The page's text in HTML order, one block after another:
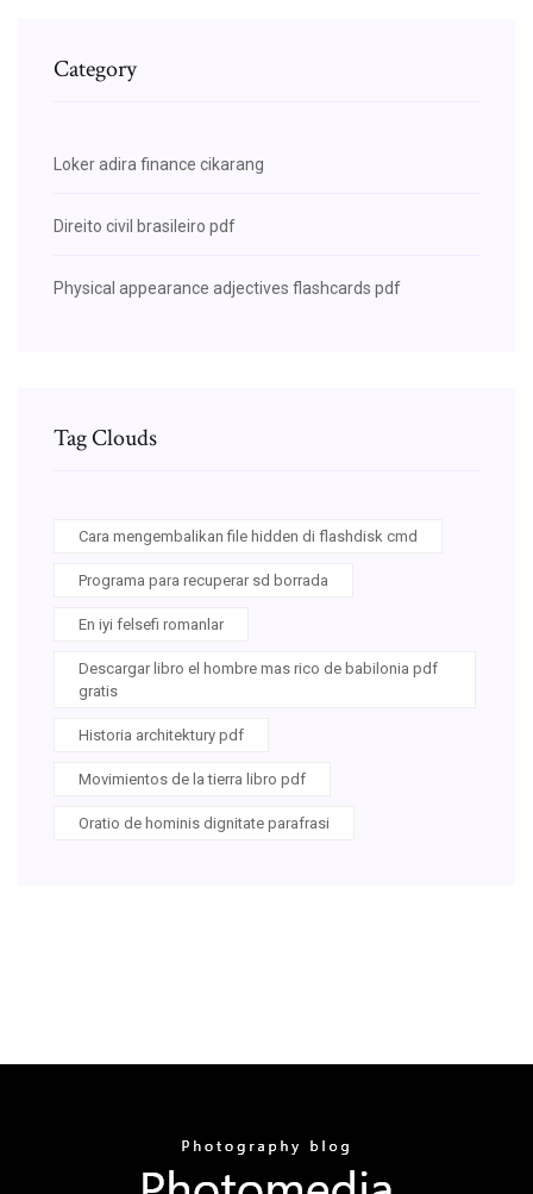
Category
Loker adira finance cikarang
Direito civil brasileiro pdf
Physical appearance adjectives flashcards pdf
Tag Clouds
Cara mengembalikan file hidden di flashdisk cmd
Programa para recuperar sd borrada
En iyi felsefi romanlar
Descargar libro el hombre mas rico de babilonia pdf
gratis
Historia architektury pdf
Movimientos de la tierra libro pdf
Oratio de hominis dignitate parafrasi